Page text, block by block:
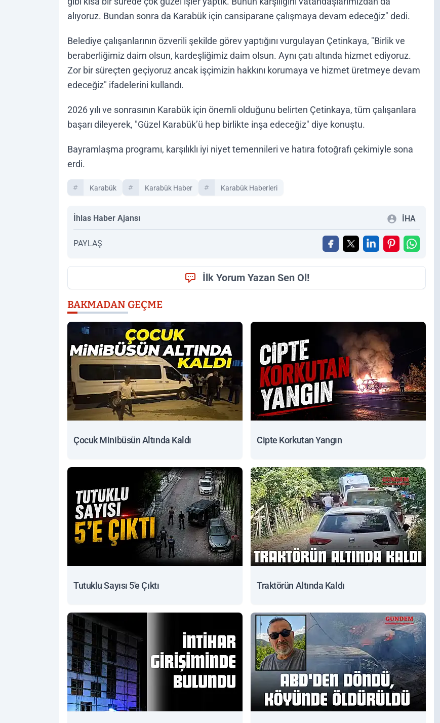
alıyoruz. Bundan sonra da Karabük için cansiparane çalışmaya devam edeceğiz" dedi.
Belediye çalışanlarının özverili şekilde görev yaptığını vurgulayan Çetinkaya, "Birlik ve
beraberliğimiz daim olsun, kardeşliğimiz daim olsun. Aynı çatı altında hizmet ediyoruz.
Zor bir süreçten geçiyoruz ancak işçimizin hakkını korumaya ve hizmet üretmeye devam
edeceğiz" ifadelerini kullandı.
2026 yılı ve sonrasının Karabük için önemli olduğunu belirten Çetinkaya, tüm çalışanlara
başarı dileyerek, "Güzel Karabük’ü hep birlikte inşa edeceğiz" diye konuştu.
Bayramlaşma programı, karşılıklı iyi niyet temennileri ve hatıra fotoğrafı çekimiyle sona
erdi.
Karabük Karabük Haber Karabük Haberleri
İhlas Haber Ajansı İHA
PAYLAŞ
İlk Yorum Yazan Sen Ol!
BAKMADAN GEÇME
Çocuk Minibüsün Altında Kaldı Cipte Korkutan Yangın
Tutuklu Sayısı 5'e Çıktı Traktörün Altında Kaldı